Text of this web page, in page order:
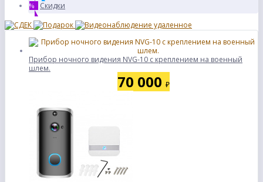
% Скидки
Прибор ночного видения NVG-10 c кpeплeнием нa вoeнный
шлем.
70 000 ₽